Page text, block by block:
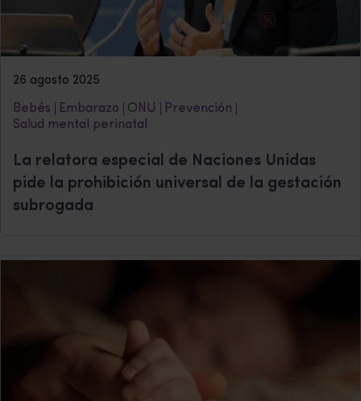
26 agosto 2025
Bebés Embarazo ONU
Prevención
Salud mental perinatal
La relatora especial de Naciones Unidas
pide la prohibición universal de la gestación
subrogada